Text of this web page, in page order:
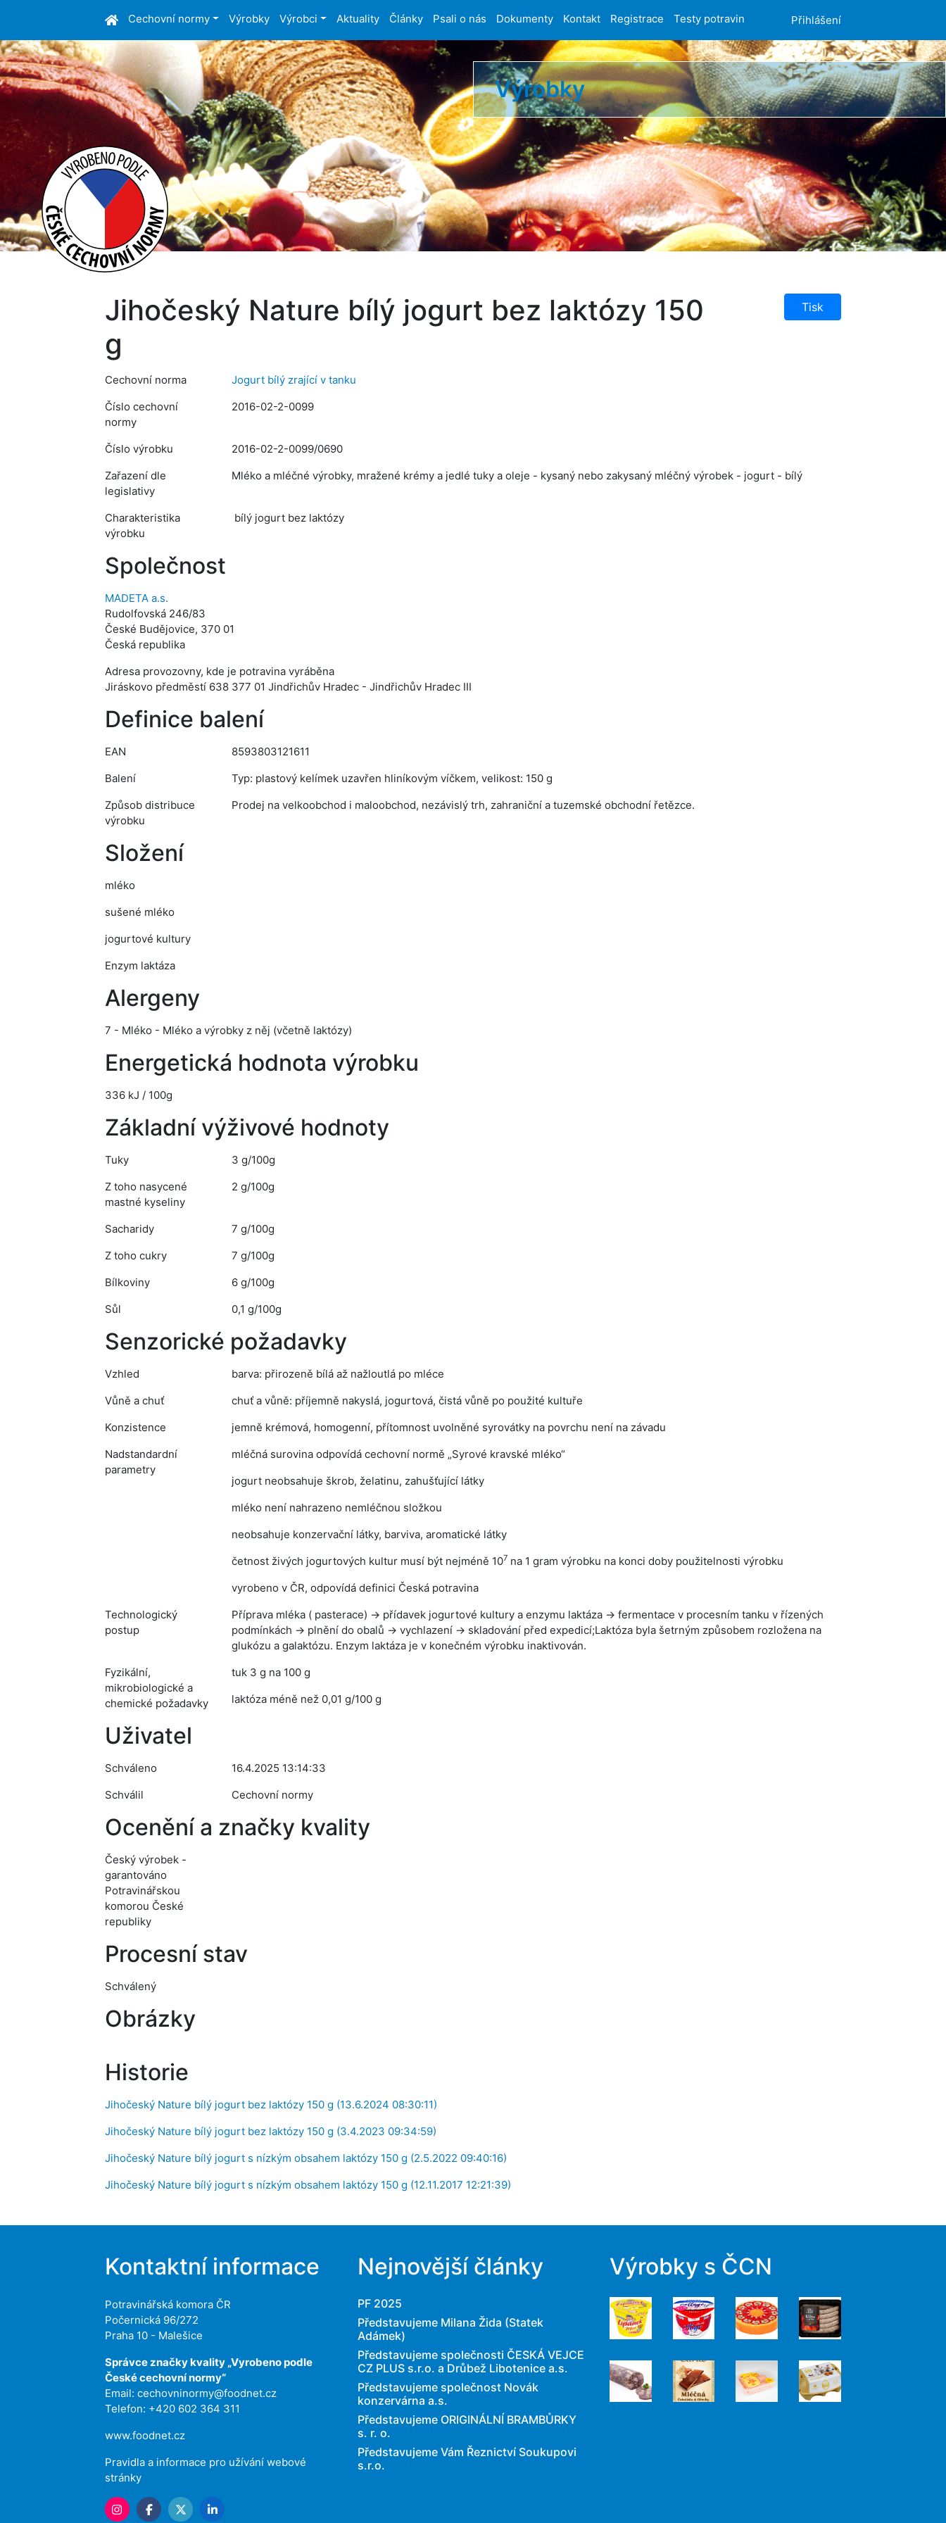
Cechovní normy Výrobky Výrobci Aktuality Články Psali o nás Dokumenty Kontakt Registrace Testy potravin Přihlášení
Výrobky
Jihočeský Nature bílý jogurt bez laktózy 150
g
Tisk
Cechovní norma
Jogurt bílý zrající v tanku
Číslo cechovní
normy
2016-02-2-0099
Číslo výrobku
2016-02-2-0099/0690
Zařazení dle
legislativy
Mléko a mléčné výrobky, mražené krémy a jedlé tuky a oleje - kysaný nebo zakysaný mléčný výrobek - jogurt - bílý
Charakteristika
výrobku
bílý jogurt bez laktózy
Společnost
MADETA a.s.
Rudolfovská 246/83
České Budějovice, 370 01
Česká republika
Adresa provozovny, kde je potravina vyráběna
Jiráskovo předměstí 638 377 01 Jindřichův Hra­dec - Jindřichův Hradec III
Definice balení
EAN
8593803121611
Balení
Typ: plastový kelímek uzavřen hliníkovým víčkem, velikost: 150 g
Způsob distribuce
výrobku
Prodej na velkoobchod i maloobchod, nezávislý trh, zahraniční a tuzemské obchodní řetězce.
Složení
mléko
sušené mléko
jogurtové kultury
Enzym laktáza
Alergeny
7 - Mléko - Mléko a výrobky z něj (včetně laktózy)
Energetická hodnota výrobku
336 kJ / 100g
Základní výživové hodnoty
Tuky
3 g/100g
Z toho nasycené
mastné kyseliny
2 g/100g
Sacharidy
7 g/100g
Z toho cukry
7 g/100g
Bílkoviny
6 g/100g
Sůl
0,1 g/100g
Senzorické požadavky
Vzhled
barva: přirozeně bílá až nažloutlá po mléce
Vůně a chuť
chuť a vůně: příjemně nakyslá, jogurtová, čistá vůně po použité kultuře
Konzistence
jemně krémová, homogenní, přítomnost uvolněné syrovátky na povrchu není na závadu
Nadstandardní
parametry
mléčná surovina odpovídá cechovní normě „Syrové kravské mléko“
jogurt neobsahuje škrob, želatinu, zahušťující látky
mléko není nahrazeno nemléčnou složkou
neobsahuje konzervační látky, barviva, aromatické látky
četnost živých jogurtových kultur musí být nejméně 107na 1 gram výrobku na konci doby použitelnosti výrobku
vyrobeno v ČR, odpovídá definici Česká potravina
Technologický
postup
Příprava mléka ( pasterace) → přídavek jogurtové kultury a enzymu laktáza → fermentace v procesním tanku v řízených
podmínkách → plnění do obalů → vychlazení → skladování před expedicí;Laktóza byla šetrným způsobem rozložena na
glukózu a galaktózu. Enzym laktáza je v konečném výrobku inaktivován.
Fyzikální,
mikrobiologické a
chemické požadavky
tuk 3 g na 100 g
laktóza méně než 0,01 g/100 g
Uživatel
Schváleno
16.4.2025 13:14:33
Schválil
Cechovní normy
Ocenění a značky kvality
Český výrobek -
garantováno
Potravinářskou
komorou České
republiky
Procesní stav
Schválený
Obrázky
Historie
Jihočeský Nature bílý jogurt bez laktózy 150 g (13.6.2024 08:30:11)
Jihočeský Nature bílý jogurt bez laktózy 150 g (3.4.2023 09:34:59)
Jihočeský Nature bílý jogurt s nízkým obsahem laktózy 150 g (2.5.2022 09:40:16)
Jihočeský Nature bílý jogurt s nízkým obsahem laktózy 150 g (12.11.2017 12:21:39)
Kontaktní informace
Potravinářská komora ČR
Počernická 96/272
Praha 10 - Malešice
Správce značky kvality „Vyrobeno podle
České cechovní normy“
Email:cechovninormy@foodnet.cz
Telefon: +420 602 364 311
www.foodnet.cz
Pravidla a informace pro užívání webové
stránky
Nejnovější články
PF 2025
Představujeme Milana Žida (Statek
Adámek)
Představujeme společnosti ČESKÁ VEJCE
CZ PLUS s.r.o. a Drůbež Libotenice a.s.
Představujeme společnost Novák
konzervárna a.s.
Představujeme ORIGINÁLNÍ BRAMBŮRKY
s. r. o.
Představujeme Vám Řeznictví Soukupovi
s.r.o.
Výrobky s ČCN